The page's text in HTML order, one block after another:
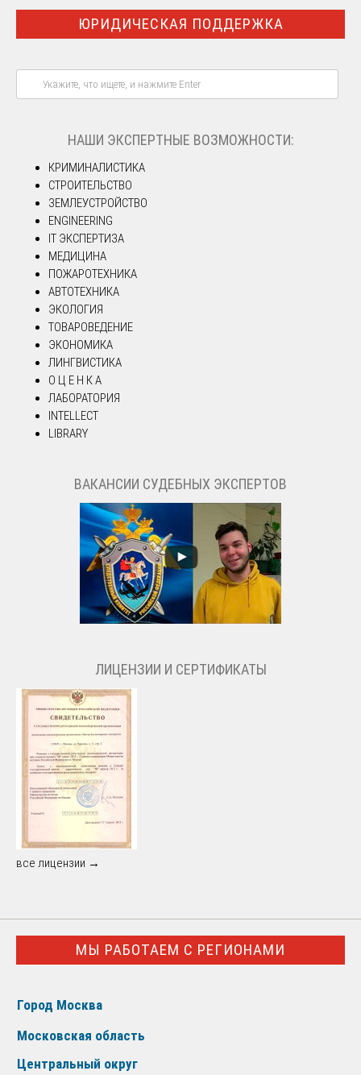
ЮРИДИЧЕСКАЯ ПОДДЕРЖКА
НАШИ ЭКСПЕРТНЫЕ ВОЗМОЖНОСТИ:
КРИМИНАЛИСТИКА
СТРОИТЕЛЬСТВО
ЗЕМЛЕУСТРОЙСТВО
ENGINEERING
IT ЭКСПЕРТИЗА
МЕДИЦИНА
ПОЖАРОТЕХНИКА
АВТОТЕХНИКА
ЭКОЛОГИЯ
ТОВАРОВЕДЕНИЕ
ЭКОНОМИКА
ЛИНГВИСТИКА
О Ц Е Н К А
ЛАБОРАТОРИЯ
INTELLECT
LIBRARY
ВАКАНСИИ СУДЕБНЫХ ЭКСПЕРТОВ
ЛИЦЕНЗИИ И СЕРТИФИКАТЫ
все лицензии →
МЫ РАБОТАЕМ С РЕГИОНАМИ
Город Москва
Московская область
Центральный округ